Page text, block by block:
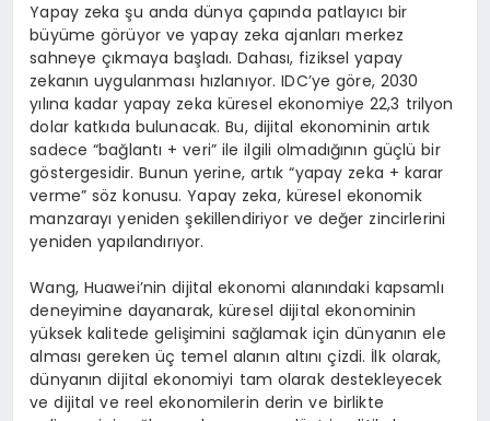
Yapay zeka şu anda dünya çapında patlayıcı bir
büyüme görüyor ve yapay zeka ajanları merkez
sahneye çıkmaya başladı. Dahası, fiziksel yapay
zekanın uygulanması hızlanıyor. IDC’ye göre, 2030
yılına kadar yapay zeka küresel ekonomiye 22,3 trilyon
dolar katkıda bulunacak. Bu, dijital ekonominin artık
sadece “bağlantı + veri” ile ilgili olmadığının güçlü bir
göstergesidir. Bunun yerine, artık “yapay zeka + karar
verme” söz konusu. Yapay zeka, küresel ekonomik
manzarayı yeniden şekillendiriyor ve değer zincirlerini
yeniden yapılandırıyor.
Wang, Huawei’nin dijital ekonomi alanındaki kapsamlı
deneyimine dayanarak, küresel dijital ekonominin
yüksek kalitede gelişimini sağlamak için dünyanın ele
alması gereken üç temel alanın altını çizdi. İlk olarak,
dünyanın dijital ekonomiyi tam olarak destekleyecek
ve dijital ve reel ekonomilerin derin ve birlikte